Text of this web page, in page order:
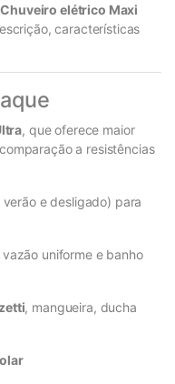
Chuveiro elétrico Maxi
características
, que oferece maior
a resistências
verão e desligado) para
uniforme e banho
, mangueira, ducha